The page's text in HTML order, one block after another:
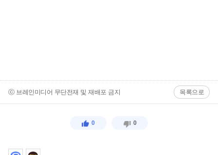
ⓒ 브레인미디어 무단전재 및 재배포 금지 목록으로
0 0